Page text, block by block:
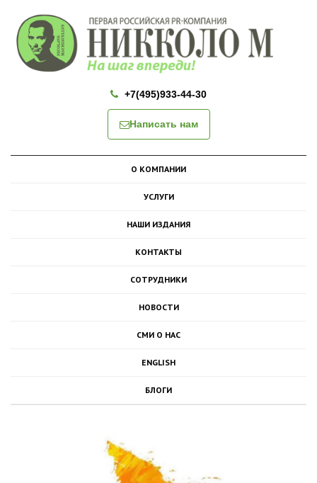
+7(495)933-44-30
Написать нам
О КОМПАНИИ
УСЛУГИ
НАШИ ИЗДАНИЯ
КОНТАКТЫ
СОТРУДНИКИ
НОВОСТИ
СМИ О НАС
ENGLISH
БЛОГИ